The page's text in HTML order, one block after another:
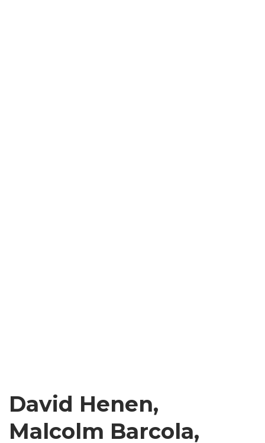
David Henen,
Malcolm Barcola,